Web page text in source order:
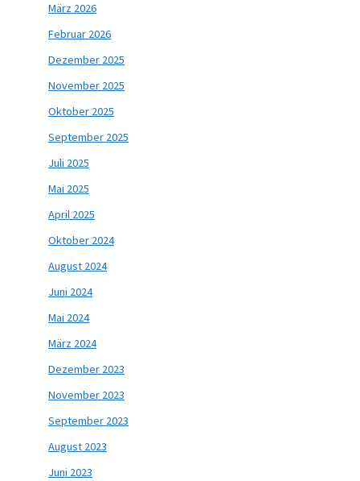
März 2026
Februar 2026
Dezember 2025
November 2025
Oktober 2025
September 2025
Juli 2025
Mai 2025
April 2025
Oktober 2024
August 2024
Juni 2024
Mai 2024
März 2024
Dezember 2023
November 2023
September 2023
August 2023
Juni 2023